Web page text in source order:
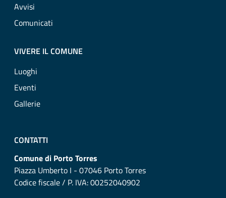
Avvisi
Comunicati
VIVERE IL COMUNE
Luoghi
Eventi
Gallerie
CONTATTI
Comune di Porto Torres
Piazza Umberto I - 07046 Porto Torres
Codice fiscale / P. IVA: 00252040902